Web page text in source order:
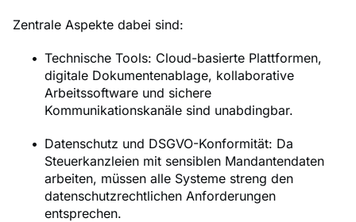
Zentrale Aspekte dabei sind:
Technische Tools: Cloud-basierte Plattformen,
digitale Dokumentenablage, kollaborative
Arbeitssoftware und sichere
Kommunikationskanäle sind unabdingbar.
Datenschutz und DSGVO-Konformität: Da
Steuerkanzleien mit sensiblen Mandantendaten
arbeiten, müssen alle Systeme streng den
datenschutzrechtlichen Anforderungen
entsprechen.